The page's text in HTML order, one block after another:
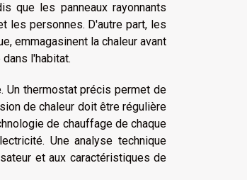
que les panneaux rayonnants
les personnes. D'autre part, les
emmagasinent la chaleur avant
l'habitat.
Un thermostat précis permet de
de chaleur doit être régulière
de chauffage de chaque
Une analyse technique
et aux caractéristiques de